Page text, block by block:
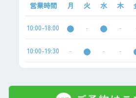
営業時間 月 火 水 木
10:00-18:00 - -
10:00-19:30 - - -